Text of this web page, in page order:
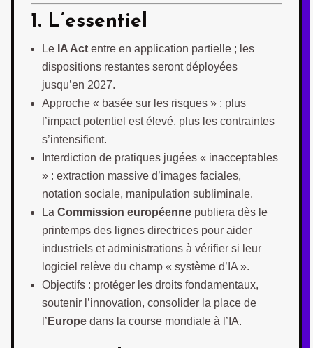
1. L’essentiel
Le IA Act entre en application partielle ; les
dispositions restantes seront déployées
jusqu’en 2027.
Approche « basée sur les risques » : plus
l’impact potentiel est élevé, plus les contraintes
s’intensifient.
Interdiction de pratiques jugées « inacceptables
» : extraction massive d’images faciales,
notation sociale, manipulation subliminale.
La Commission européenne publiera dès le
printemps des lignes directrices pour aider
industriels et administrations à vérifier si leur
logiciel relève du champ « système d’IA ».
Objectifs : protéger les droits fondamentaux,
soutenir l’innovation, consolider la place de
l’ Europe dans la course mondiale à l’IA.